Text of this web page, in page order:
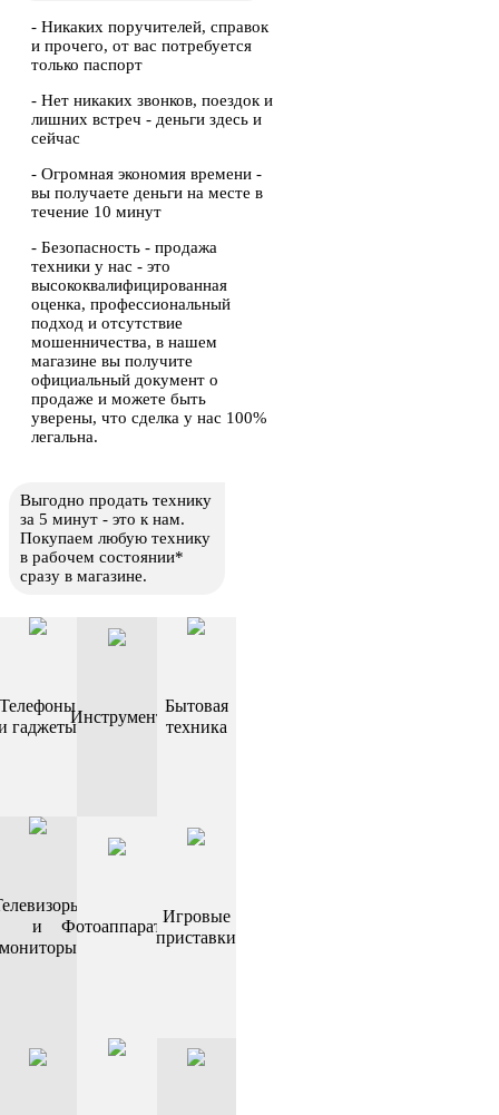
- Никаких поручителей, справок
и прочего, от вас потребуется
только паспорт
- Нет никаких звонков, поездок и
лишних встреч - деньги здесь и
сейчас
- Огромная экономия времени -
вы получаете деньги на месте в
течение 10 минут
- Безопасность - продажа
техники у нас - это
высококвалифицированная
оценка, профессиональный
подход и отсутствие
мошенничества, в нашем
магазине вы получите
официальный документ о
продаже и можете быть
уверены, что сделка у нас 100%
легальна.
Выгодно продать технику
за 5 минут - это к нам.
Покупаем любую технику
в рабочем состоянии*
сразу в магазине.
Телефоны
гаджеты
Инструмент
Бытовая
техника
и
Фотоаппараты
Игровые
приставки